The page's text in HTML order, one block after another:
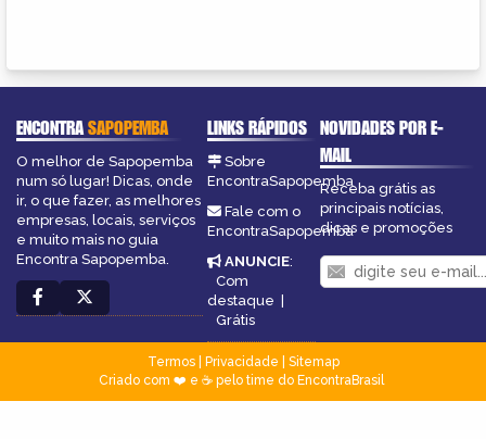
ENCONTRASAPOPEMBA
O melhor de Sapopemba
num só lugar! Dicas, onde
ir, o que fazer, as melhores
empresas, locais, serviços
e muito mais no guia
Encontra Sapopemba.
LINKS RÁPIDOS
Sobre
EncontraSapopemba
Fale com o
EncontraSapopemba
ANUNCIE:
Com
destaque |
Grátis
NOVIDADES POR E-
MAIL
Receba grátis as
principais notícias,
dicas e promoções
Termos| Privacidade
Sitemap
Criado com ❤️ e ☕ pelo time do EncontraBrasil